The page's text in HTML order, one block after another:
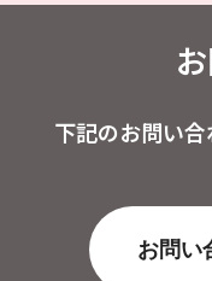
下記のお問い
お問い